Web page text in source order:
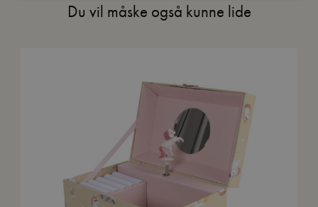
Du vil måske også kunne lide